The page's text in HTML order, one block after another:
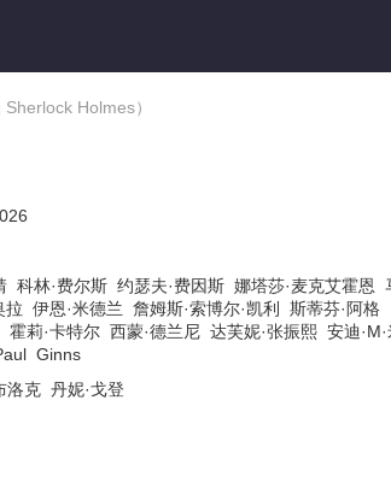
Holmes）
科林·费尔斯 约瑟夫·费因斯 娜塔莎·麦克艾霍恩
拉 伊恩·米德兰 詹姆斯·索博尔·凯利
斯蒂芬·阿格
霍莉·卡特尔 西蒙·德兰尼 达芙妮·张振熙 安迪
Ginns
洛克 丹妮·戈登